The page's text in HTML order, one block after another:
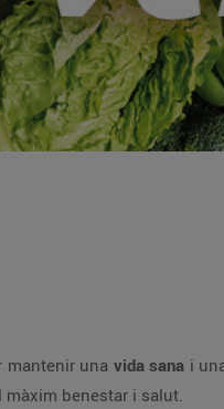
mantenir una vida sana i
benestar i salut.